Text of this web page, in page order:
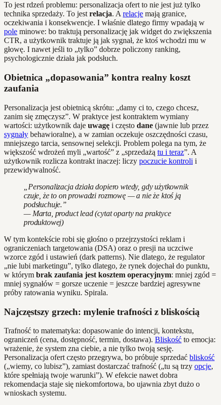
To jest rdzeń problemu: personalizacja ofert to nie jest już tylko
technika sprzedaży. To jest relacja. A relacje mają granice,
oczekiwania i konsekwencje. I właśnie dlatego firmy wpadają w
pole minowe: bo traktują personalizację jak widget do zwiększenia
CTR, a użytkownik traktuje ją jak sygnał, że ktoś wchodzi mu w
głowę. I nawet jeśli to „tylko” dobrze policzony ranking,
psychologicznie działa jak podsłuch.
Obietnica „dopasowania” kontra realny koszt
zaufania
Personalizacja jest obietnicą skrótu: „damy ci to, czego chcesz,
zanim się zmęczysz”. W praktyce jest kontraktem wymiany
wartości: użytkownik daje uwagę i często dane (jawnie lub przez
sygnały behawioralne), a w zamian oczekuje oszczędności czasu,
mniejszego tarcia, sensownej selekcji. Problem polega na tym, że
większość wdrożeń myli „wartość” z „sprzedażą tu i teraz”. A
użytkownik rozlicza kontrakt inaczej: liczy poczucie kontroli i
przewidywalność.
„Personalizacja działa dopiero wtedy, gdy użytkownik
czuje, że to on prowadzi rozmowę — a nie że ktoś ją
podsłuchuje.”
— Marta, product lead (cytat oparty na praktyce
produktowej)
W tym kontekście robi się głośno o przejrzystości reklam i
ograniczeniach targetowania (DSA) oraz o presji na uczciwe
wzorce zgód i ustawień (dark patterns). Nie dlatego, że regulator
„nie lubi marketingu”, tylko dlatego, że rynek dojechał do punktu,
w którym brak zaufania jest kosztem operacyjnym: mniej zgód =
mniej sygnałów = gorsze uczenie = jeszcze bardziej agresywne
próby ratowania wyniku. Spirala.
Najczęstszy grzech: mylenie trafności z bliskością
Trafność to matematyka: dopasowanie do intencji, kontekstu,
ograniczeń (cena, dostępność, termin, dostawa). Bliskość to emocja:
wrażenie, że system zna ciebie, a nie tylko twoją sesję.
Personalizacja ofert często przegrywa, bo próbuje sprzedać bliskość
(„wiemy, co lubisz”), zamiast dostarczać trafność („tu są trzy opcje,
które spełniają twoje warunki”). W efekcie nawet dobra
rekomendacja staje się niekomfortowa, bo ujawnia zbyt dużo o
wnioskach systemu.